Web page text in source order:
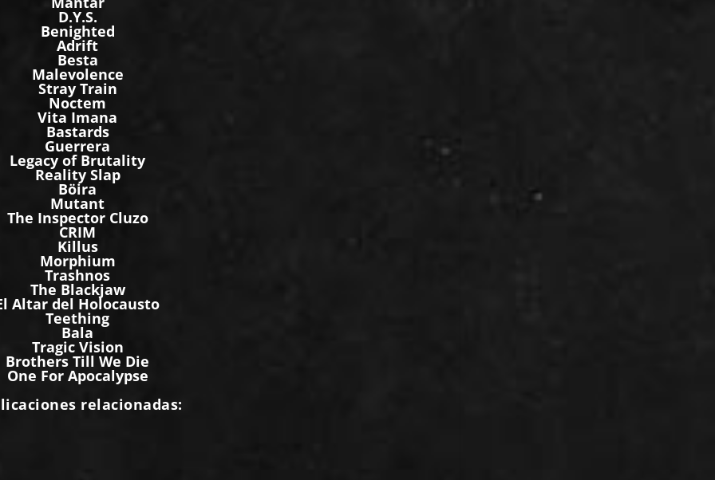
D.Y.S.
Benighted
Adrift
Besta
Malevolence
Stray Train
Noctem
Vita Imana
Bastards
Guerrera
Legacy of Brutality
Reality Slap
Böira
Mutant
The Inspector Cluzo
CRIM
Killus
Morphium
Trashnos
The Blackjaw
Altar del Holocausto
Teething
Bala
Tragic Vision
Brothers Till We Die
One For Apocalypse
relacionadas: